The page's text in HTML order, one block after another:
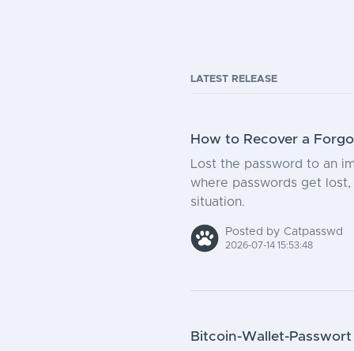
LATEST RELEASE
How to Recover a
Lost the password to an
where passwords get
situation.
Posted by Catpasswd
2026-07-14 15:53:48
Bitcoin-Wallet-